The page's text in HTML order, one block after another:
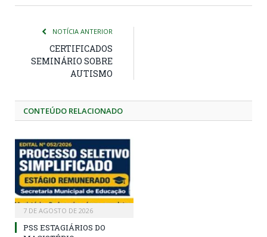
NOTÍCIA ANTERIOR
CERTIFICADOS
SEMINÁRIO SOBRE
AUTISMO
CONTEÚDO RELACIONADO
7 DE AGOSTO DE 2026
PSS ESTAGIÁRIOS DO